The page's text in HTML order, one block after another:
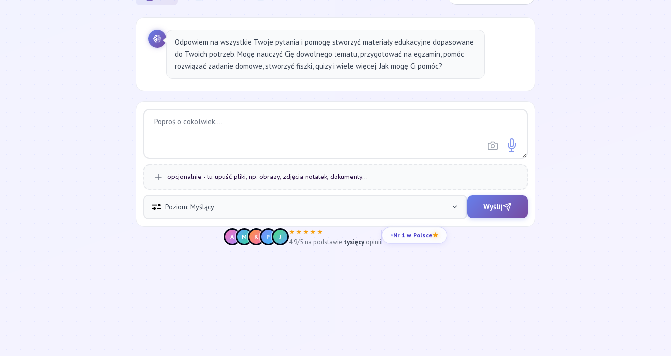
Odpowiem na wszystkie Twoje pytania i pomogę stworzyć materiały edukacyjne dopasowane
do Twoich potrzeb. Mogę nauczyć Cię dowolnego tematu, przygotować na egzamin, pomóc
rozwiązać zadanie domowe, stworzyć fiszki, quizy i wiele więcej. Jak mogę Ci pomóc?
opcjonalnie - tu upuść pliki, np. obrazy, zdjęcia notatek, dokumenty...
Poziom: Myślący Wyślij
A M K P J
★★★★★
4.9/5 na podstawie tysięcyopinii
Nr 1 w Polsce